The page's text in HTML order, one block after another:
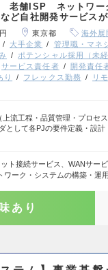
老舗ISP ネットワー
ど自社開発サービス
東京都
海外展
大手企業 管理職・マネ
ポテンシャル採用（未経
サービス責任者 開発責任
り
フレックス勤務 リ
流工程・品質管理・プロセ
として各PJの要件定義・設計
ト接続サービス、WANサー
ワーク・システムの構築・運
あり